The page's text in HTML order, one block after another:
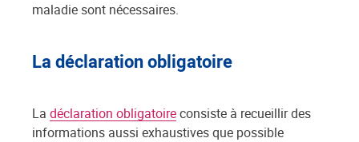
maladie sont nécessaires.
La déclaration obligatoire
La déclaration obligatoireconsiste à recueillir des
informations aussi exhaustives que possible